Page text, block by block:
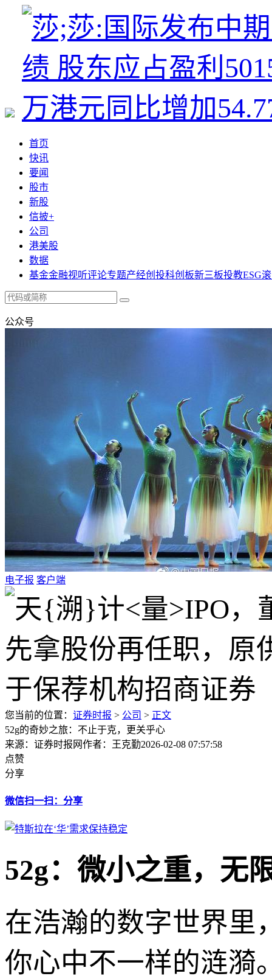
首页
快讯
要闻
股市
新股
信披+
公司
港美股
数据
基金金融视听评论专题产经创投科创板新三板投教ESG
公众号
电子报 客户端
您当前的位置： 证券时报 > 公司 > 正文
52g的奇妙之旅：不止于克，更关乎心
来源：证券时报网作者：王克勤2026-02-08 07:57:58
点赞
分享
微信扫一扫：分享
52g：微小之重，无
在浩瀚的数字世界里
你心中不一样的涟漪